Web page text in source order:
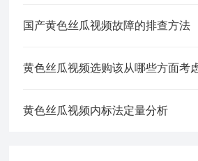
国产黄色丝瓜视频故障的排查方法
黄色丝瓜视频选购该从哪些方面考虑
黄色丝瓜视频内标法定量分析